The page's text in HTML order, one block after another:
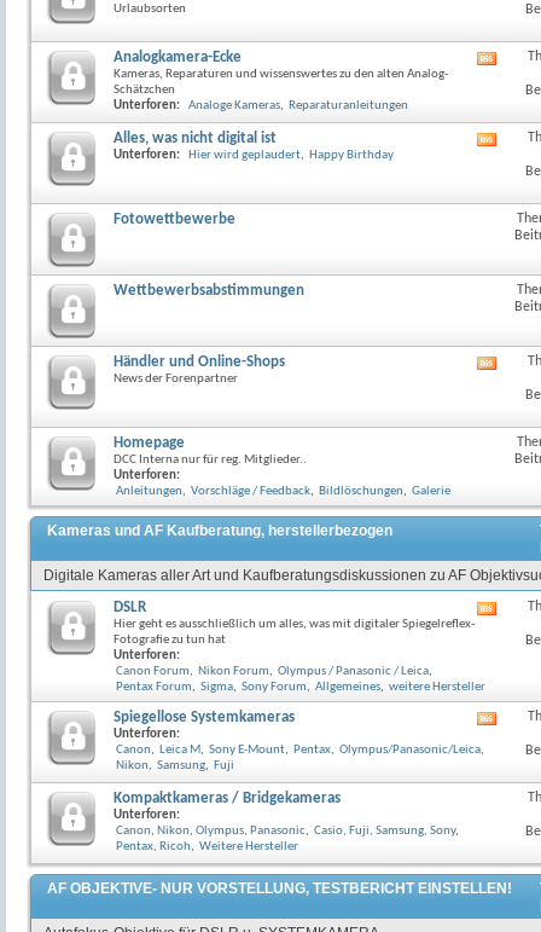
Urlaubsorten
Analogkamera-Ecke
Kameras, Reparaturen und wissenswertes zu den alten Analog-
Schätzchen
Unterforen:
Analoge Kameras, Reparaturanleitungen
dieses
Alles, was nicht digital ist
Unterforen: Hier wird geplaudert, Happy Birthday
dieses
Fotowettbewerbe
Wettbewerbsabstimmungen
Händler und Online-Shops
News der Forenpartner
dieses
Homepage
DCC Interna nur für reg. Mitglieder..
Unterforen:
Anleitungen, Vorschläge / Feedback, Bildlöschungen, Galerie
Kameras und AF Kaufberatung, herstellerbezogen
Digitale Kameras aller Art und Kaufberatungsdiskussionen zu AF
DSLR
Hier geht es ausschließlich um alles, was mit digitaler Spiegelreflex-
Fotografie zu tun hat
Unterforen:
Canon Forum, Nikon Forum, Olympus / Panasonic / Leica,
Pentax Forum, Sigma, Sony Forum, Allgemeines, weitere Hersteller
dieses
Spiegellose Systemkameras
Unterforen:
Canon, Leica M, Sony E-Mount, Pentax, Olympus/Panasonic/Leica,
Nikon, Samsung, Fuji
dieses
Kompaktkameras / Bridgekameras
Unterforen:
Canon, Nikon, Olympus, Panasonic, Casio, Fuji, Samsung, Sony,
Pentax, Ricoh, Weitere Hersteller
AF OBJEKTIVE- NUR VORSTELLUNG, TESTBERICHT EINSTELLEN!